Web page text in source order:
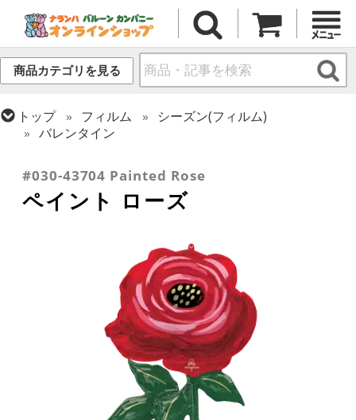
商品カテゴリを見る
トップ フィルム
シーズン(フィルム)
バレンタイン
#030-43704 Painted Rose
ペイント ローズ